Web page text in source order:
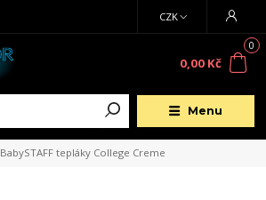
Menu
CZK
0
0,00 Kč
BabySTAFF tepláky College Creme